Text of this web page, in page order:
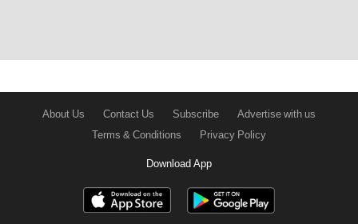
About Us Contact Us Subscribe
Advertise with us
Terms & Conditions
Privacy Policy
Download App